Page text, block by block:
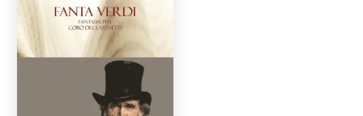
QR base
QR esecuzione
Trascrizioni e Arrangiamenti